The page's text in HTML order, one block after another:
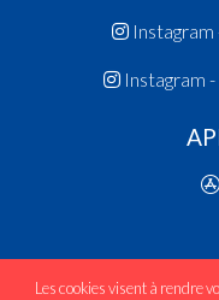
Instagram
Les cookies visent à rendre